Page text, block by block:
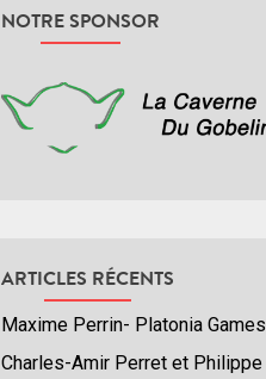
NOTRE SPONSOR
ARTICLES RÉCENTS
Maxime Perrin- Platonia Games
Charles-Amir Perret et Philippe